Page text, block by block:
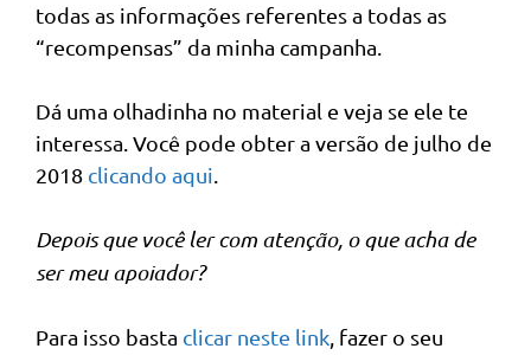
todas as informações referentes a todas as
“recompensas” da minha campanha.
Dá uma olhadinha no material e veja se ele te
interessa. Você pode obter a versão de julho de
2018 clicando aqui
Depois que você ler com atenção, o que acha de
ser meu apoiador?
Para isso basta clicar neste link , fazer o seu